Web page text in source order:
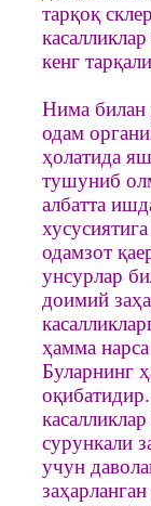
тарқоқ
кенг
Нима билан
одам
ҳолатида
тушуниб
албатта
одамзот
унсурлар
доимий
ҳамма
Буларнинг
сурункали
учун